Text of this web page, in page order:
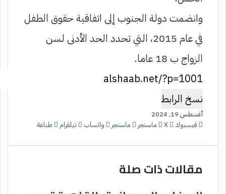
وانضمت دولة الجنوب إلى اتفاقية حقوق الطفل
في عام 2015، التي تحدد الحد الأدنى لسن
الزواج ب 18 عاما.
نسخ الرابط
أغسطس 19, 2024
فيسبوك
‫X ماسنجر ماسنجر واتساب تيلقرام طباعة
مقالات ذات صلة